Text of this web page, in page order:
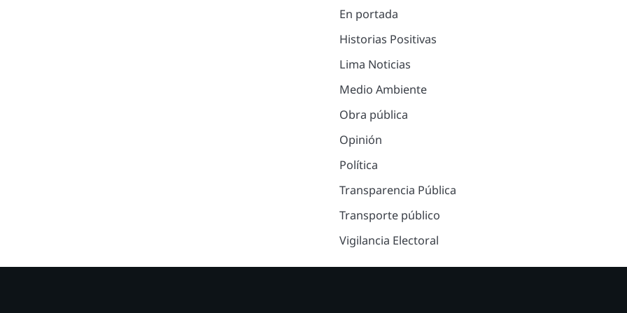
En portada
Historias Positivas
Lima Noticias
Medio Ambiente
Obra pública
Opinión
Política
Transparencia Pública
Transporte público
Vigilancia Electoral